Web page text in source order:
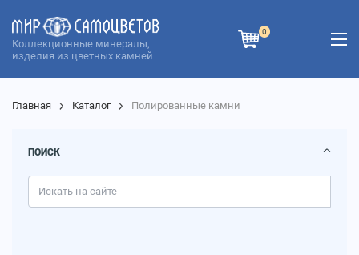
Коллекционные минералы,
изделия из цветных камней
0
Главная Каталог Полированные камни
ПОИСК